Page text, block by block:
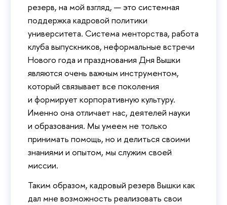
резерв, на мой взгляд, — это системная
поддержка кадровой политики
университета. Система менторства, работа
клуба выпускников, неформальные встречи
Нового года и празднования Дня Вышки
являются очень важным инструментом,
который связывает все поколения
и формирует корпоративную культуру.
Именно она отличает нас, деятелей науки
и образования. Мы умеем не только
принимать помощь, но и делиться своими
знаниями и опытом, мы служим своей
миссии.
Таким образом, кадровый резерв Вышки как
дал мне возможность реализовать свои